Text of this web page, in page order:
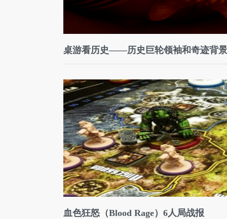
桌游看历史——历史巨轮领袖和奇迹背
血色狂怒（Blood Rage）6人局战报